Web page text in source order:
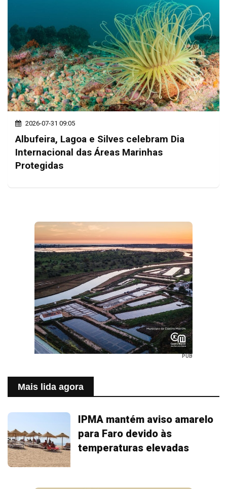
2026-07-31 09:05
Albufeira, Lagoa e Silves celebram Dia
Internacional das Áreas Marinhas
Protegidas
PUB
Mais lida agora
IPMA mantém aviso amarelo
para Faro devido às
temperaturas elevadas